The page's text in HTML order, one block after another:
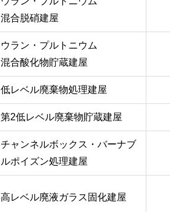
混合脱硝建屋
ウラン・プルトニウム
混合酸化物貯蔵建屋
低レベル廃棄物処理建屋
第2低レベル廃棄物貯蔵建屋
チャンネルボックス・バーナブ
ルポイズン処理建屋
高レベル廃液ガラス固化建屋